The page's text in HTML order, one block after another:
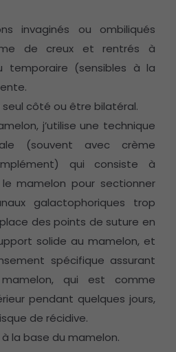
invaginés ou ombiliqués
de creux et rentrés à
temporaire (sensibles à la
côté ou être bilatéral.
j’utilise une technique
(souvent avec crème
qui consiste à
mamelon pour sectionner
galactophoriques trop
des points de suture en
solide au mamelon, et
spécifique assurant
qui est comme
pendant quelques jours,
de récidive.
la base du mamelon.